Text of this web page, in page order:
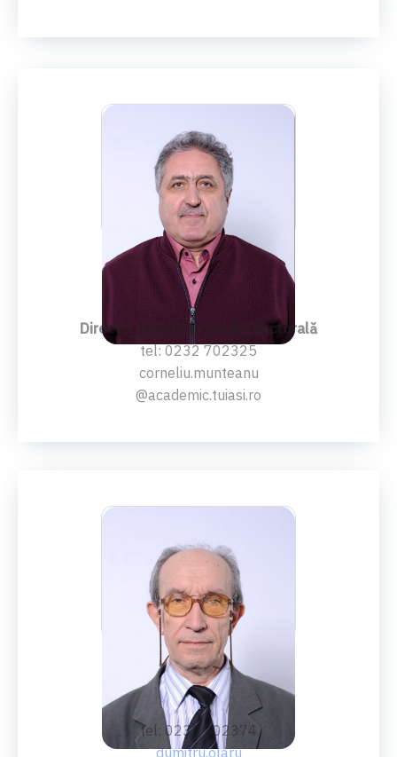
PROF.UNIV.DR.ING.
Corneliu Munteanu
Director interimar Școală doctorală
tel: 0232 702325
corneliu.munteanu
@academic.tuiasi.ro
PROF.UNIV.DR.ING.
Dumitru Olaru
tel: 0232 702374
dumitru.olaru